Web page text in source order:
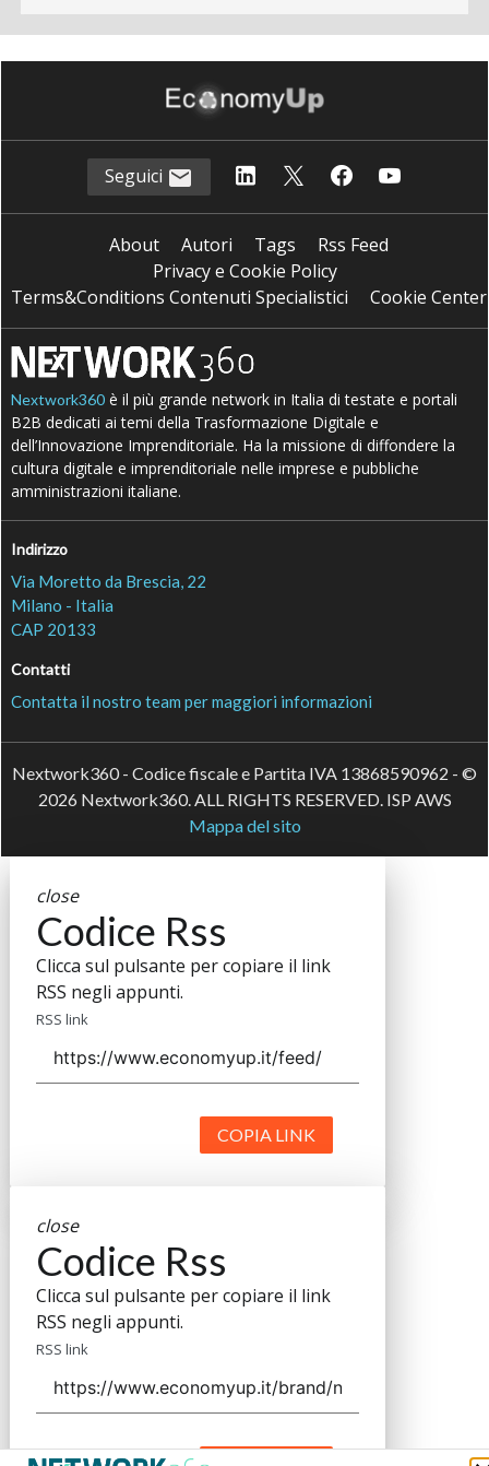
Seguici
About Autori Tags
Rss Feed
Privacy e Cookie Policy
Terms&Conditions Contenuti Specialistici
Cookie Center
Nextwork360 è il più grande network in Italia di testate e portali
B2B dedicati ai temi della Trasformazione Digitale e
dell’Innovazione Imprenditoriale. Ha la missione di diffondere la
cultura digitale e imprenditoriale nelle imprese e pubbliche
amministrazioni italiane.
Indirizzo
Via Moretto da Brescia, 22
Milano - Italia
CAP 20133
Contatti
Contatta il nostro team per maggiori informazioni
Nextwork360 - Codice fiscale e Partita IVA 13868590962 - ©
2026 Nextwork360. ALL RIGHTS RESERVED. ISP AWS
Mappa del sito
close
Codice Rss
Clicca sul pulsante per copiare il link
RSS negli appunti.
RSS link
COPIA LINK
close
Codice Rss
Clicca sul pulsante per copiare il link
RSS negli appunti.
RSS link